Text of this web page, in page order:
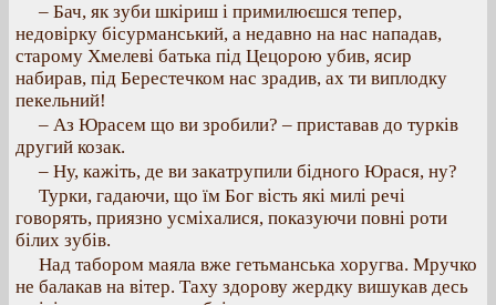
– Бач, як зуби шкіриш і примилюєшся тепер,
недовірку бісурманський, а недавно на нас нападав,
старому Хмелеві батька під Цецорою убив, ясир
набирав, під Берестечком нас зрадив, ах ти виплодку
пекельний!
– Аз Юрасем що ви зробили? – приставав до турків
другий козак.
– Ну, кажіть, де ви закатрупили бідного Юрася, ну?
Турки, гадаючи, що їм Бог вість які милі речі
говорять, приязно усміхалися, показуючи повні роти
білих зубів.
Над табором маяла вже гетьманська хоругва. Мручко
не балакав на вітер. Таху здорову жердку вишукав десь